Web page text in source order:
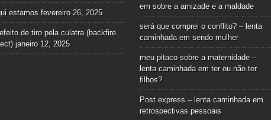
estamos fevereiro 26, 2025
de tiro pela culatra (backfire
janeiro 12, 2025
em sobre a amizade e a maldade
será que comprei o conflito? – lenta
caminhadaem sendo mulher
meu pitaco sobre a maternidade –
lenta caminhadaem ter ou não ter
filhos?
Post express – lenta caminhadaem
retrospectivas pessoais